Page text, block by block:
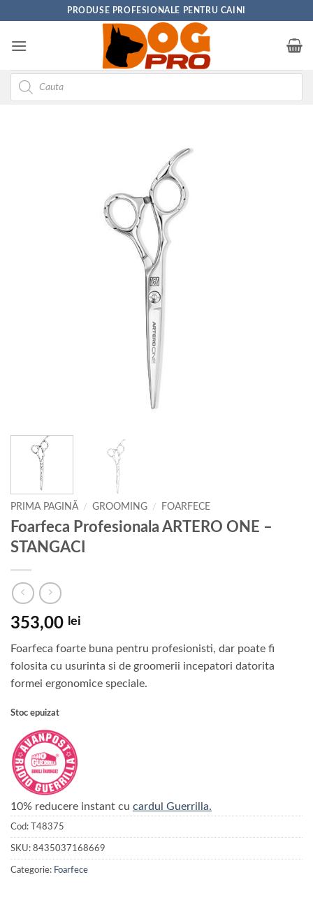
content
PRODUSE PROFESIONALE PENTRU CAINI
Products
search
PRIMA PAGINĂ / GROOMING / FOARFECE
Foarfeca Profesionala ARTERO ONE –
STANGACI
353,00 lei
Foarfeca foarte buna pentru profesionisti, dar poate fi
folosita cu usurinta si de groomerii incepatori datorita
formei ergonomice speciale.
Stoc epuizat
10% reducere instant cu cardul Guerrilla.
Cod: T48375
SKU: 8435037168669
Categorie: Foarfece